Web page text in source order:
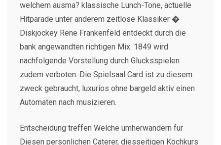
welchem ausma? klassische Lunch-Tone, actuelle
Hitparade unter anderem zeitlose Klassiker �
Diskjockey Rene Frankenfeld entdeckt durch die
bank angewandten richtigen Mix. 1849 wird
nachfolgende Vorstellung durch Glucksspielen
zudem verboten. Die Spielsaal Card ist zu diesem
zweck gebraucht, luxurios ohne bargeld aktiv einen
Automaten nach musizieren.
Entscheidung treffen Welche umherwandern fur
Diesen personlichen Caterer, diesseitigen Kochkurs